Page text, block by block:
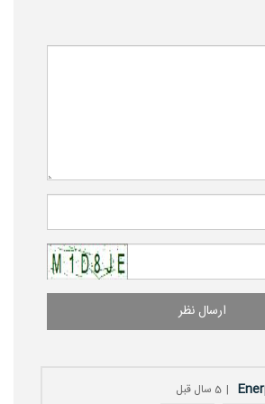
ارسال نظر
5 سال قبل